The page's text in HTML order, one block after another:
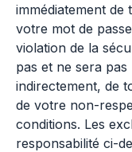
immédiatement de
votre mot de
violation de la
pas et ne sera
indirectement, de
de votre non-
conditions. Les
responsabilité ci-